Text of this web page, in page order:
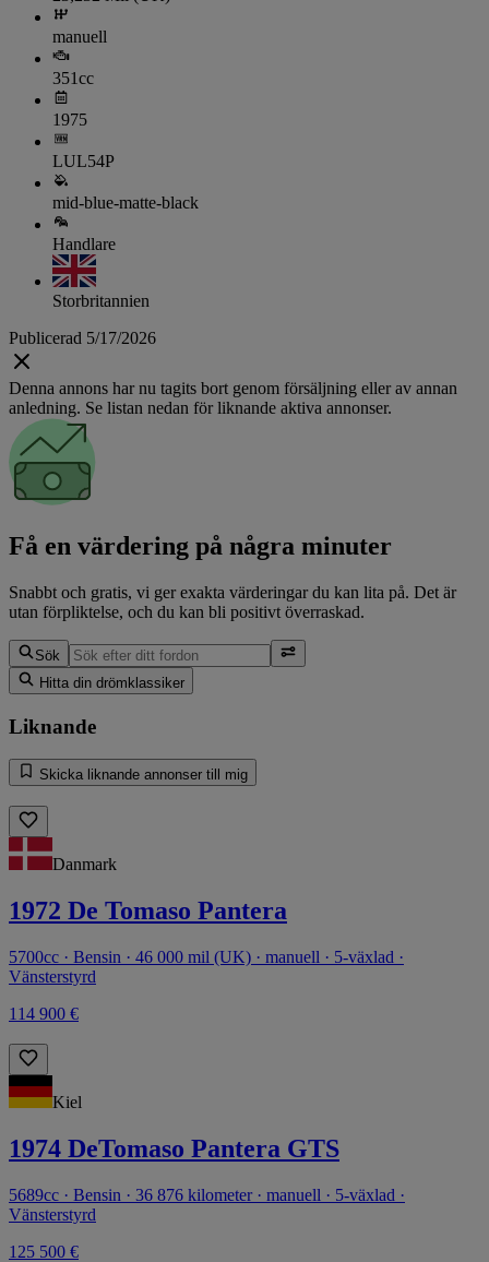
manuell
351cc
1975
LUL54P
mid-blue-matte-black
Handlare
Storbritannien
Publicerad 5/17/2026
Denna annons har nu tagits bort genom försäljning eller av annan
anledning. Se listan nedan för liknande aktiva annonser.
Få en värdering på några minuter
Snabbt och gratis, vi ger exakta värderingar du kan lita på. Det är
utan förpliktelse, och du kan bli positivt överraskad.
Sök
Hitta din drömklassiker
Liknande
Skicka liknande annonser till mig
Danmark
1972 De Tomaso Pantera
5700cc · Bensin · 46 000 mil (UK) · manuell · 5-växlad ·
Vänsterstyrd
114 900 €
Kiel
1974 DeTomaso Pantera GTS
5689cc · Bensin · 36 876 kilometer · manuell · 5-växlad ·
Vänsterstyrd
125 500 €